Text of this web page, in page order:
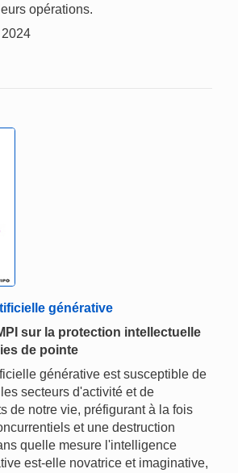
opérations.
générative
sur la protection intellectuelle
de pointe
générative est susceptible de
secteurs d'activité et de
de notre vie, préfigurant à la fois
et une destruction
quelle mesure l'intelligence
est-elle novatrice et imaginative,